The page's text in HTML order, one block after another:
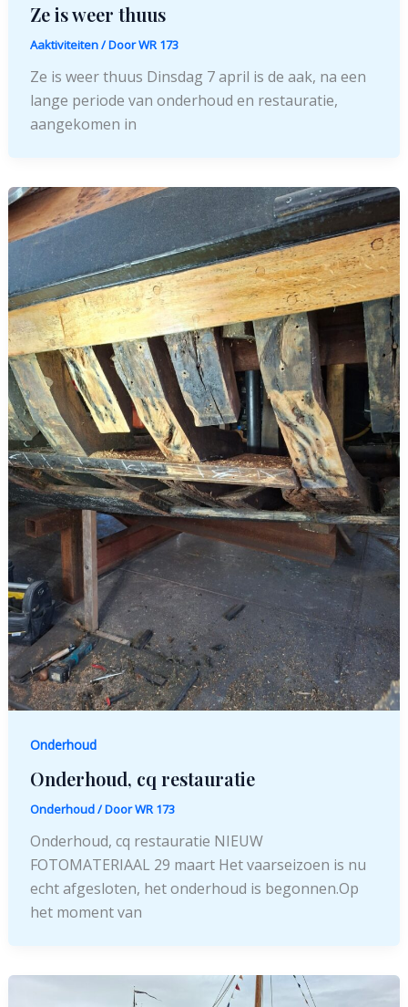
Ze is weer thuus
Aaktiviteiten/ DoorWR 173
Ze is weer thuus Dinsdag 7 april is de aak, na een
lange periode van onderhoud en restauratie,
aangekomen in
Onderhoud
Onderhoud, cq restauratie
Onderhoud/ DoorWR 173
Onderhoud, cq restauratie NIEUW
FOTOMATERIAAL 29 maart Het vaarseizoen is nu
echt afgesloten, het onderhoud is begonnen.Op
het moment van